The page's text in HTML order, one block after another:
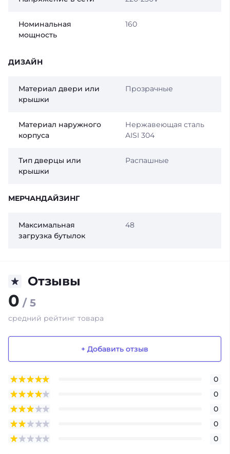
Номинальная
мощность
160
ДИЗАЙН
Материал двери или
крышки
Прозрачные
Материал наружного
корпуса
Нержавеющая сталь
AISI 304
Тип дверцы или
крышки
Распашные
МЕРЧАНДАЙЗИНГ
Максимальная
загрузка бутылок
48
Отзывы
0 / 5
средний рейтинг товара
+ Добавить отзыв
0
0
0
0
0